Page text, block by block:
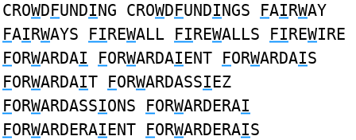
CROWDFUNDING CROWDFUNDINGS FAIRWAY
FAIRWAYS FIREWALL FIREWALLS FIREWIRE
FORWARDAI FORWARDAIENT FORWARDAIS
FORWARDAIT FORWARDASSIEZ
FORWARDASSIONS FORWARDERAI
FORWARDERAIENT FORWARDERAIS